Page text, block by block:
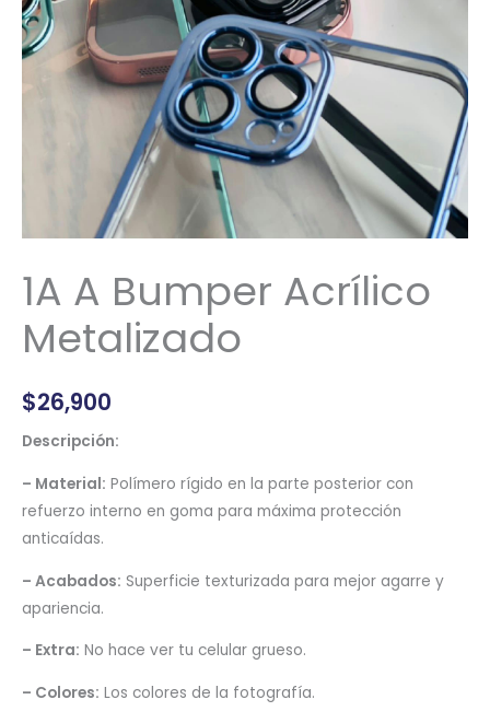
1A A Bumper Acrílico
Metalizado
$26,900
Descripción:
– Material: Polímero rígido en la parte posterior con
refuerzo interno en goma para máxima protección
anticaídas.
– Acabados: Superficie texturizada para mejor agarre y
apariencia.
– Extra: No hace ver tu celular grueso.
– Colores: Los colores de la fotografía.